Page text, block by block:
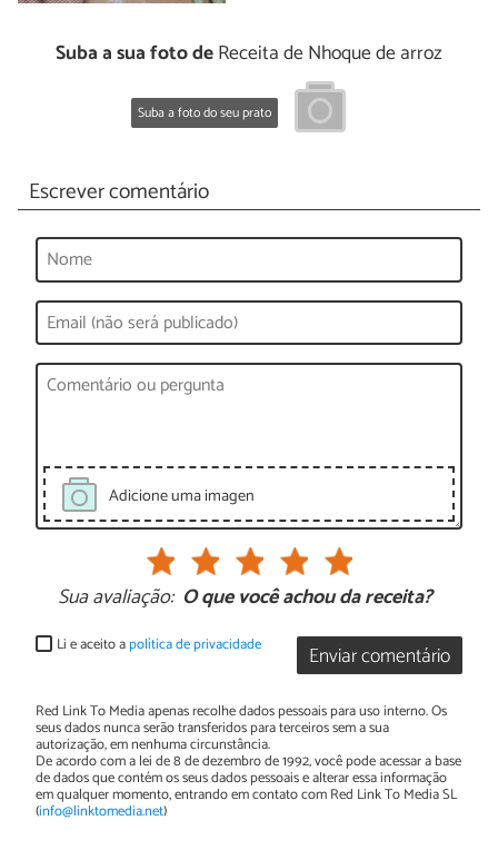
Suba a sua foto deReceita de Nhoque de arroz
Suba a foto do seu prato
Escrever comentário
Adicione uma imagen
Sua avaliação: O que você achou da receita?
Enviar comentário
Li e aceito apolítica de privacidade
Red Link To Media apenas recolhe dados pessoais para uso interno. Os
seus dados nunca serão transferidos para terceiros sem a sua
autorização, em nenhuma circunstância.
De acordo com a lei de 8 de dezembro de 1992, você pode acessar a base
de dados que contém os seus dados pessoais e alterar essa informação
em qualquer momento, entrando em contato com Red Link To Media SL
(info@linktomedia.net)